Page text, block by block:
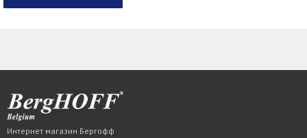
Интернет магазин Бергофф